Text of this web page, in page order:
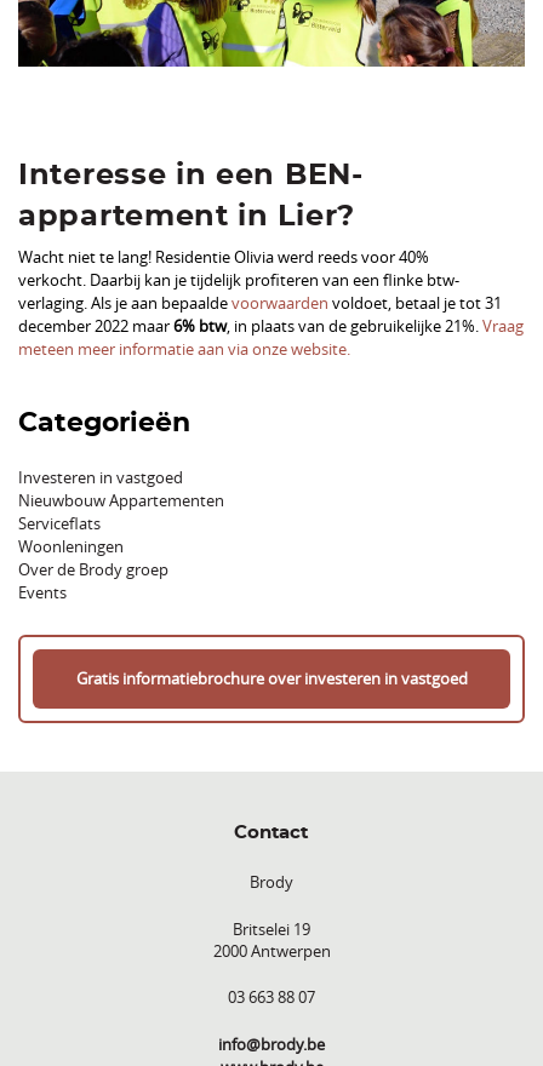
Interesse in een BEN-
appartement in Lier?
Wacht niet te lang! Residentie Olivia werd reeds voor 40%
verkocht. Daarbij kan je tijdelijk profiteren van een flinke btw-
verlaging. Als je aan bepaaldevoorwaarden voldoet, betaal je tot 31
december 2022 maar6% btw, in plaats van de gebruikelijke 21%.Vraag
meteen meer informatie aan via onze website.
Categorieën
Investeren in vastgoed
Nieuwbouw Appartementen
Serviceflats
Woonleningen
Over de Brody groep
Events
Gratis informatiebrochure over investeren in vastgoed
Contact
Brody
Britselei 19
2000 Antwerpen
03 663 88 07
info@brody.be